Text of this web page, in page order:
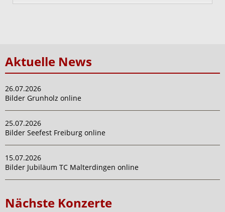
Aktuelle News
26.07.2026
Bilder Grunholz online
25.07.2026
Bilder Seefest Freiburg online
15.07.2026
Bilder Jubiläum TC Malterdingen online
Nächste Konzerte